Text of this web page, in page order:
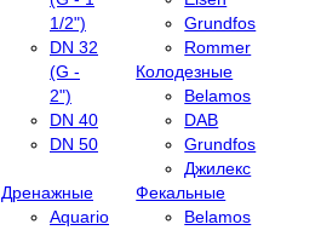
1/2")
DN 32
(G -
2")
DN 40
DN 50
Grundfos
Rommer
Колодезные
Belamos
DAB
Grundfos
Джилекс
Дренажные
Aquario
Фекальные
Belamos